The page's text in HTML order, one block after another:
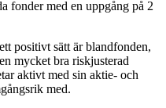
fonder med en uppgång på 2
positivt sätt är blandfonden,
mycket bra riskjusterad
aktivt med sin aktie- och
med.